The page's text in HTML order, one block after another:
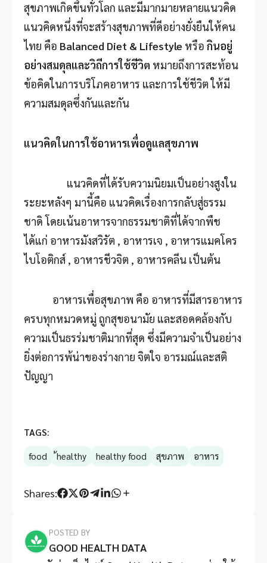
สุขภาพเกิดขึ้นทั่วโลก และมีมากมายหลายแนวคิด
แนวคิดหนึ่งที่จะสร้างสุขภาพที่ดีอย่างยั่งยืนให้คน
ไทย คือ Balanced Diet & Lifestyle หรือ กินอยู่
อย่างสมดุลและวิถีการใช้ชีวิต หมายถึงการสะท้อน
ข้อคิดในการบริโภคอาหาร และการใช้ชีวิต ให้มี
ความสมดุลซึ่งกันและกัน
แนวคิดในการใช้อาหารเพื่อดูแลสุขภาพ
แนวคิดที่ได้รับความนิยมเป็นอย่างสูงใน
ระยะหลังๆ มานี้คือ แนวคิดเรื่องการกลับสู่ธรรม
ชาดิ โดยเน้นอาหารจากธรรมชาติที่ได้จากพืช
ได้แก่ อาหารมังสวิรัต , อาหารเจ , อาหารแมคโคร
ไบโอติกส์ , อาหารชีวจิต , อาหารคลีน เป็นต้น
อาหารเพื่อสุขภาพ คือ อาหารที่มีสารอาหาร
ครบทุกหมวดหมู่ ถูกสุขอนามัย และสอดคล้องกับ
ความเป็นธรร่มชาติมากที่สุด ซึ่งมีความจำเป็นอย่าง
ยิ่งต่อการพ้น่าของร่างกาย จิตใจ อารมณ์และสติ
ปัญญา
TAGS:
food
้healthy healthy food สุขภาพ อาหาร
Shares:
POSTED BY
GOOD HEALTH DATA